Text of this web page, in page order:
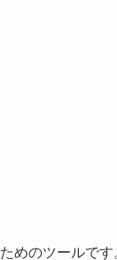
めのツールで